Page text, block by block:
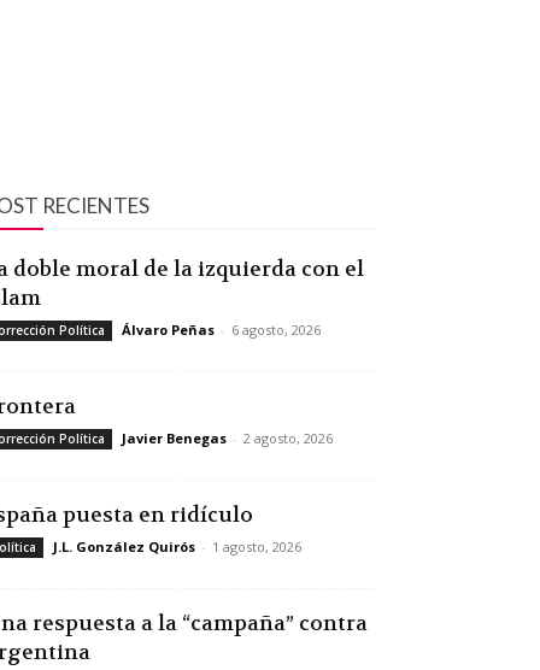
RECIENTES
doble moral de la izquierda con el
Política Álvaro Peñas - 6 agosto, 2026
Política Javier Benegas - 2 agosto, 2026
puesta en ridículo
J.L. González Quirós - 1 agosto, 2026
respuesta a la “campaña” contra